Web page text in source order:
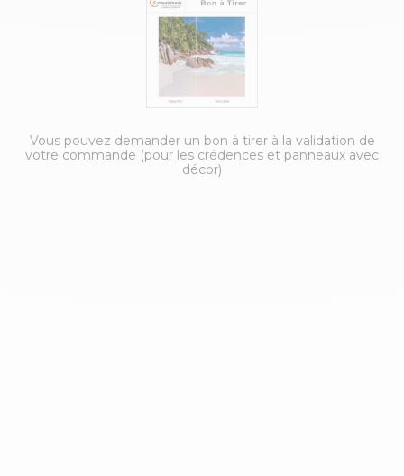
Vous pouvez demander un bon à tirer à la validation de
votre commande (pour les crédences et panneaux avec
décor)